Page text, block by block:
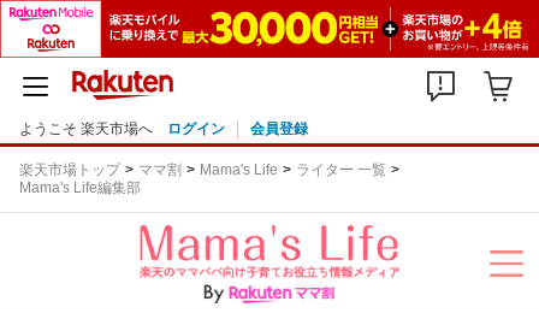
ようこそ 楽天市場へ ログイン 会員登録
楽天市場トップ ママ割 Mama's Life
ライター 一覧
Mama's Life編集部